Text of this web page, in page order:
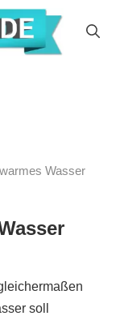
Wasser
soll